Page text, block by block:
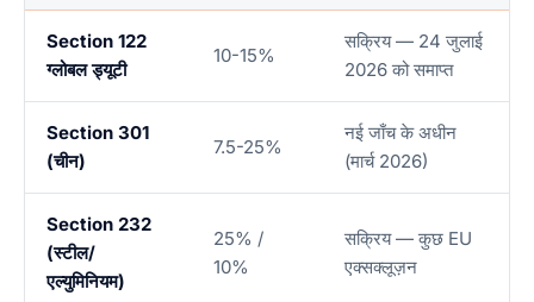
Section 122
ग्लोबल ड्यूटी
10-15%
सक्रिय — 24 जुलाई
2026 को समाप्त
Section 301
(चीन)
7.5-25%
नई जाँच के अधीन
(मार्च 2026)
Section 232
(स्टील/
एल्युमिनियम)
25% /
10%
सक्रिय — कुछ EU
एक्सक्लूज़न